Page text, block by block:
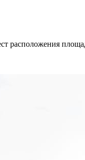
расположения